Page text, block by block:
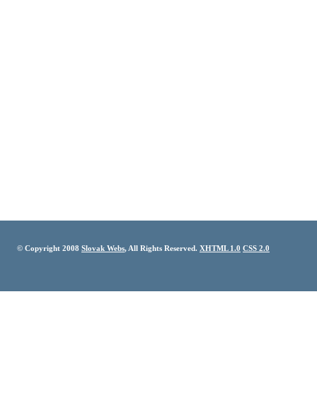
© Copyright 2008 Slovak Webs, All Rights Reserved. XHTML 1.0 CSS 2.0